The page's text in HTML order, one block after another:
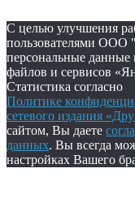
С целью улучшения
пользователями ООО
персональные
файлов и сервисов
Статистика согласно
Политике
сетевого издания
сайтом, Вы даете
данных. Вы всегда
настройках Вашего